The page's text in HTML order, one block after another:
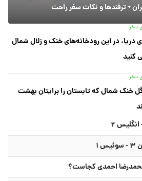
+ ترفندها و نکات سفر راحت
سفر
دریا، در این رودخانه‌های خنک و زلال شمال
کنید
سفر
خنک شمال که تابستان را برایتان بهشت
۱
احمدی کجاست؟